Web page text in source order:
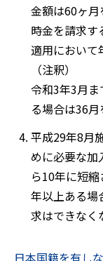
金額は60ヶ
時金を請求す
適用において
（注釈）
令和3年3月
る場合は36月
平成29年8月
めに必要な加
ら10年に短
年以上ある場
求はできなく